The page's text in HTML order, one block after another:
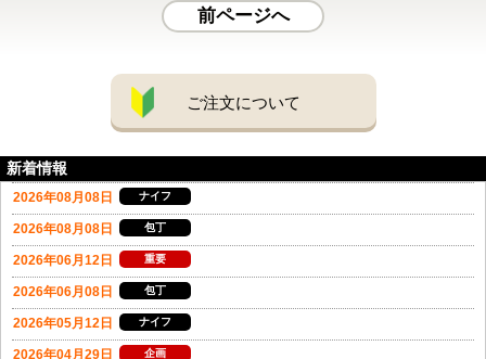
前ページへ
ご注文について
新着情報